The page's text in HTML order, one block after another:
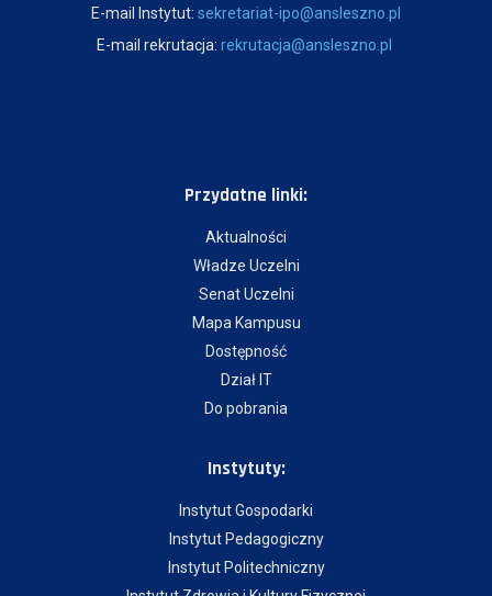
E-mail Instytut: sekretariat-ipo@ansleszno.pl
E-mail rekrutacja: rekrutacja@ansleszno.pl
Przydatne linki:
Aktualności
Władze Uczelni
Senat Uczelni
Mapa Kampusu
Dostępność
Dział IT
Do pobrania
Instytuty:
Instytut Gospodarki
Instytut Pedagogiczny
Instytut Politechniczny